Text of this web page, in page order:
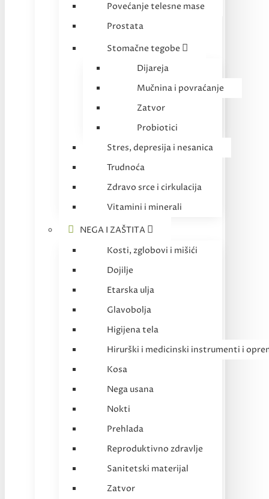
Povećanje telesne mase
Prostata
Stomačne tegobe
Dijareja
Mučnina i povraćanje
Zatvor
Probiotici
Stres, depresija i nesanica
Trudnoća
Zdravo srce i cirkulacija
Vitamini i minerali
NEGA I ZAŠTITA
Kosti, zglobovi i mišići
Dojilje
Etarska ulja
Glavobolja
Higijena tela
Hirurški i medicinski instrumenti i
Kosa
Nega usana
Nokti
Prehlada
Reproduktivno zdravlje
Sanitetski materijal
Zatvor